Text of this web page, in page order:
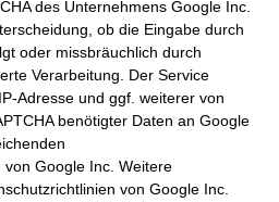
des Unternehmens Google Inc.
ob die Eingabe durch
oder missbräuchlich durch
Verarbeitung. Der Service
Adresse und ggf. weiterer von
benötigter Daten an Google
Google Inc. Weitere
von Google Inc.